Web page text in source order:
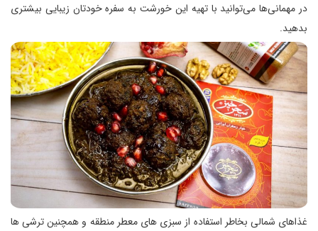
در مهمانی‌ها می‌توانید با تهیه این خورشت به سفره خودتان زیبایی بیشتری
بدهید.
غذاهای شمالی بخاطر استفاده از سبزی های معطر منطقه و همچنین ترشی ها